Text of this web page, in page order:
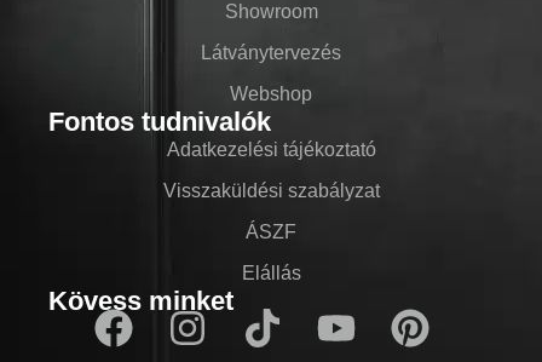
Showroom
Látványtervezés
Webshop
Fontos tudnivalók
Adatkezelési tájékoztató
Visszaküldési szabályzat
ÁSZF
Elállás
Kövess minket